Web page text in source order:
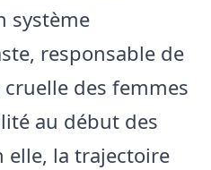
système
responsable de
des femmes
au début des
elle, la trajectoire